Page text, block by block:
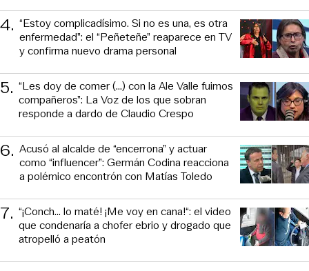
4. “Estoy complicadísimo. Si no es una, es otra
enfermedad”: el “Peñeteñe” reaparece en TV
y confirma nuevo drama personal
5. “Les doy de comer (...) con la Ale Valle fuimos
compañeros”: La Voz de los que sobran
responde a dardo de Claudio Crespo
6. Acusó al alcalde de “encerrona” y actuar
como “influencer”: Germán Codina reacciona
a polémico encontrón con Matías Toledo
7. “¡Conch... lo maté! ¡Me voy en cana!“: el video
que condenaría a chofer ebrio y drogado que
atropelló a peatón